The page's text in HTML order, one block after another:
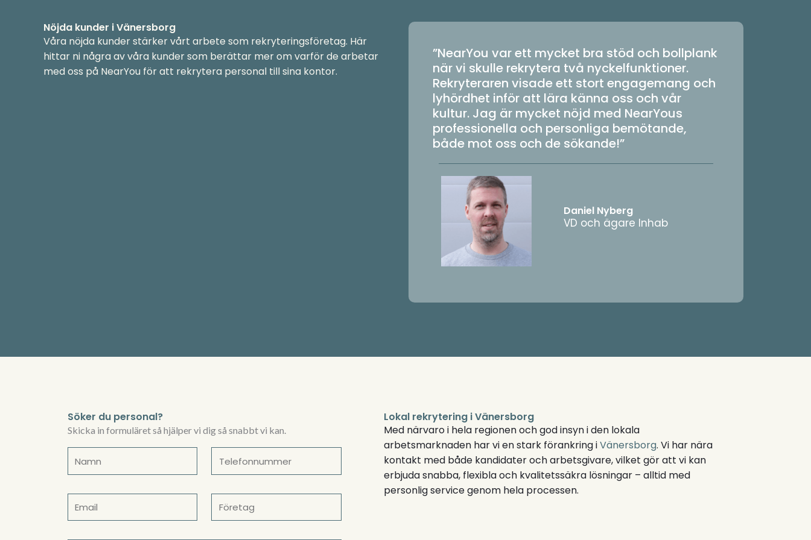
Nöjda kunder i Vänersborg
Våra nöjda kunder stärker vårt arbete som rekryteringsföretag. Här
hittar ni några av våra kunder som berättar mer om varför de arbetar
med oss på NearYou för att rekrytera personal till sina kontor.
”NearYou var ett mycket bra stöd och bollplank
när vi skulle rekrytera två nyckelfunktioner.
Rekryteraren visade ett stort engagemang och
lyhördhet inför att lära känna oss och vår
kultur. Jag är mycket nöjd med NearYous
professionella och personliga bemötande,
både mot oss och de sökande!”
Daniel Nyberg
VD och ägare Inhab
Söker du personal?
Skicka in formuläret så hjälper vi dig så snabbt vi kan.
Lokal rekrytering i Vänersborg
Med närvaro i hela regionen och god insyn i den lokala
arbetsmarknaden har vi en stark förankring iVänersborg. Vi har nära
kontakt med både kandidater och arbetsgivare, vilket gör att vi kan
erbjuda snabba, flexibla och kvalitetssäkra lösningar – alltid med
personlig service genom hela processen.